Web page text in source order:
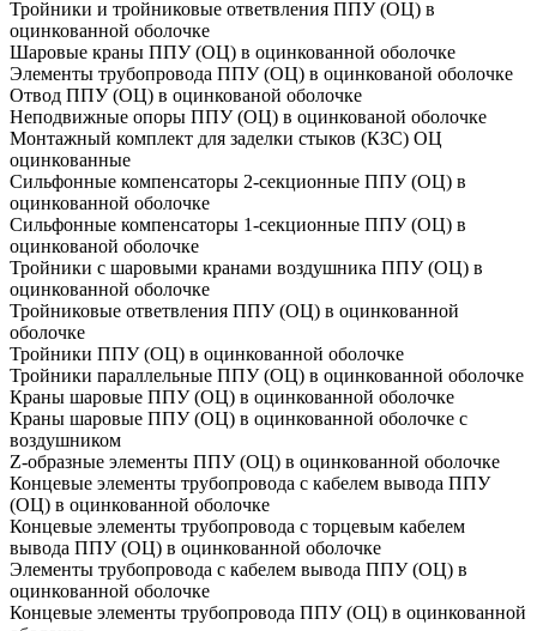
Тройники и тройниковые ответвления ППУ (ОЦ) в
оцинкованной оболочке
Шаровые краны ППУ (ОЦ) в оцинкованной оболочке
Элементы трубопровода ППУ (ОЦ) в оцинкованой оболочке
Отвод ППУ (ОЦ) в оцинкованой оболочке
Неподвижные опоры ППУ (ОЦ) в оцинкованой оболочке
Монтажный комплект для заделки стыков (КЗС) ОЦ
оцинкованные
Сильфонные компенсаторы 2-секционные ППУ (ОЦ) в
оцинкованной оболочке
Сильфонные компенсаторы 1-секционные ППУ (ОЦ) в
оцинкованой оболочке
Тройники с шаровыми кранами воздушника ППУ (ОЦ) в
оцинкованной оболочке
Тройниковые ответвления ППУ (ОЦ) в оцинкованной
оболочке
Тройники ППУ (ОЦ) в оцинкованной оболочке
Тройники параллельные ППУ (ОЦ) в оцинкованной оболочке
Краны шаровые ППУ (ОЦ) в оцинкованной оболочке
Краны шаровые ППУ (ОЦ) в оцинкованной оболочке с
воздушником
Z-образные элементы ППУ (ОЦ) в оцинкованной оболочке
Концевые элементы трубопровода с кабелем вывода ППУ
(ОЦ) в оцинкованной оболочке
Концевые элементы трубопровода с торцевым кабелем
вывода ППУ (ОЦ) в оцинкованной оболочке
Элементы трубопровода с кабелем вывода ППУ (ОЦ) в
оцинкованной оболочке
Концевые элементы трубопровода ППУ (ОЦ) в оцинкованной